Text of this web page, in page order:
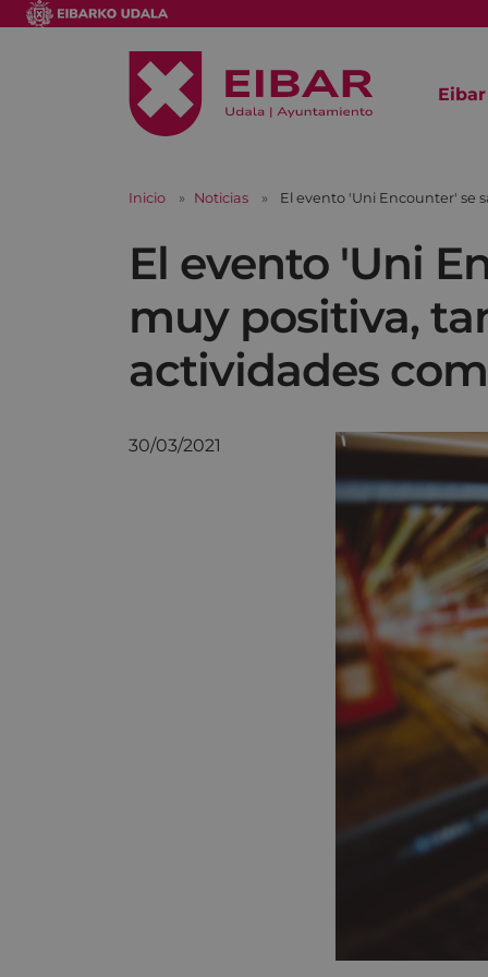
Eibar
Inicio Noticias El evento 'Uni Encounter' se
El evento 'Uni
muy positiva,
actividades
30/03/2021